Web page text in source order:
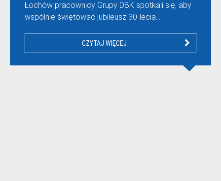
Łochów pracownicy Grupy DBK spotkali się, aby
wspólnie świętować jubileusz 30-lecia…
CZYTAJ WIĘCEJ